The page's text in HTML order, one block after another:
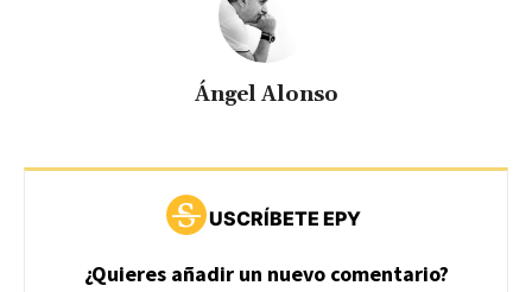
Ángel Alonso
USCRÍBETE EPY
¿Quieres añadir un nuevo comentario?